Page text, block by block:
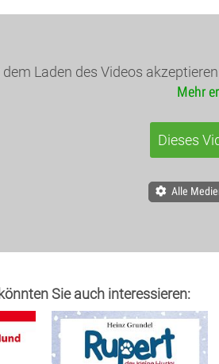
Laden des Videos
Mehr
Dieses
Alle
Sie auch interessieren: